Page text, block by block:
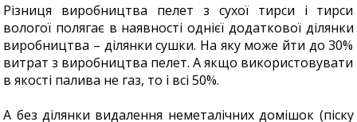
Різниця виробництва пелет з сухої тирси і тирси
вологої полягає в наявності однієї додаткової ділянки
виробництва – ділянки сушки. На яку може йти до 30%
витрат з виробництва пелет. А якщо використовувати
в якості палива не газ, то і всі 50%.
А без ділянки видалення неметалічних домішок (піску